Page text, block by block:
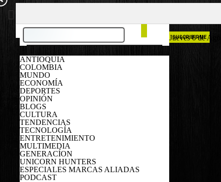
ANTIOQUIA
COLOMBIA
MUNDO
ECONOMÍA
DEPORTES
OPINIÓN
BLOGS
CULTURA
TENDENCIAS
TECNOLOGÍA
ENTRETENIMIENTO
MULTIMEDIA
GENERACÍON
UNICORN HUNTERS
ESPECIALES MARCAS ALIADAS
PODCAST
Jueves 6 de
SUSCRIBIRME